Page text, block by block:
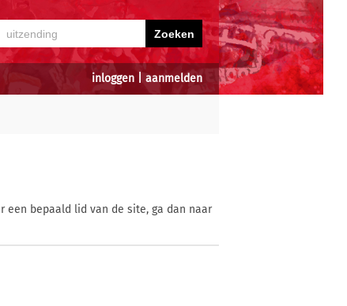
inloggen aanmelden
een bepaald lid van de site, ga dan naar